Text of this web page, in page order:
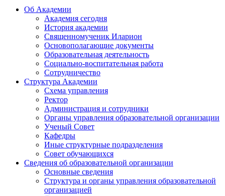
Об Академии
Академия сегодня
История академии
Священномученик Иларион
Основополагающие документы
Образовательная деятельность
Социально-воспитательная работа
Сотрудничество
Структура Академии
Схема управления
Ректор
Администрация и сотрудники
Органы управления образовательной организации
Ученый Совет
Кафедры
Иные структурные подразделения
Совет обучающихся
Сведения об образовательной организации
Основные сведения
Структура и органы управления образовательной
организацией